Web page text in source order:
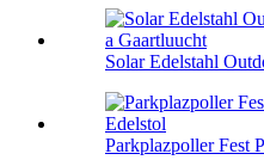
Solar Edelstahl
Parkplazpoller Fest